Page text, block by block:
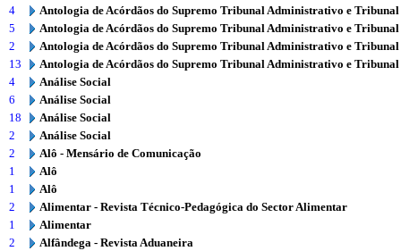
4
Antologia de Acórdãos do Supremo Tribunal Administrativo e
5
Antologia de Acórdãos do Supremo Tribunal Administrativo e
2
Antologia de Acórdãos do Supremo Tribunal Administrativo e
13
Antologia de Acórdãos do Supremo Tribunal Administrativo e
4
Análise Social
6
Análise Social
18
Análise Social
2
Análise Social
2
Alô - Mensário de Comunicação
1
Alô
1
Alô
2
Alimentar - Revista Técnico-Pedagógica do Sector Alimentar
1
Alimentar
2
Alfândega - Revista Aduaneira